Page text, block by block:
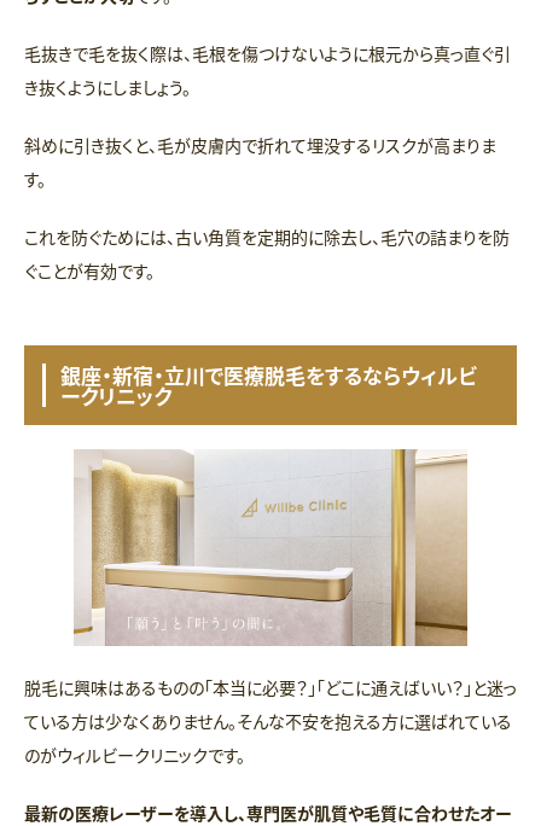
毛抜きで毛を抜く際は、毛根を傷つけないように根元から真っ直ぐ引
き抜くようにしましょう。
斜めに引き抜くと、毛が皮膚内で折れて埋没するリスクが高まりま
す。
これを防ぐためには、古い角質を定期的に除去し、毛穴の詰まりを防
ぐことが有効です。
銀座・新宿・立川で医療脱毛をするならウィルビ
ークリニック
脱毛に興味はあるものの「本当に必要？」「どこに通えばいい？」と迷っ
ている方は少なくありません。そんな不安を抱える方に選ばれている
のがウィルビークリニックです。
最新の医療レーザーを導入し、専門医が肌質や毛質に合わせたオー